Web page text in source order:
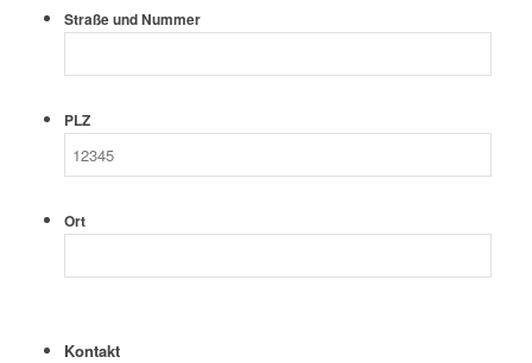
Straße und Nummer
PLZ
Ort
Kontakt